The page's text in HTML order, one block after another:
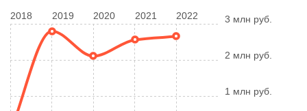
2018 2019 2020 2021 2022
1 млн руб.
2 млн руб.
3 млн руб.